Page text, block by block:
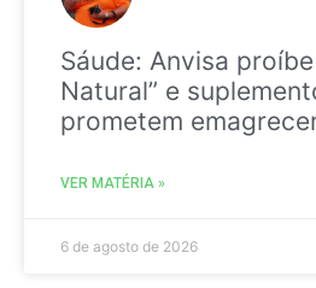
Sáude: Anvisa
Natural” e
prometem
VER MATÉRIA »
6 de agosto de 2026